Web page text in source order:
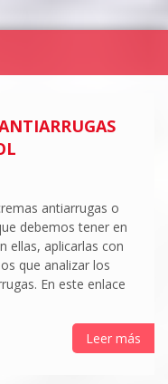
antiarrugas o
debemos tener en
ellas, aplicarlas con
que analizar los
En este enlace
Leer más